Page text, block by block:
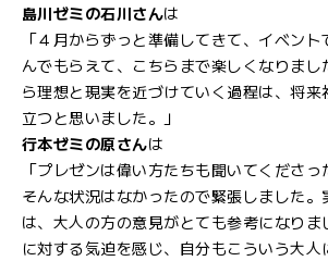
島川ゼミの石川さんは
「４月からずっと準備してきて、イベン
んでもらえて、こちらまで楽しくなりま
ら理想と現実を近づけていく過程は、将来
立つと思いました。」
行本ゼミの原さんは
「プレゼンは偉い方たちも聞いてくださ
そんな状況はなかったので緊張しました。
は、大人の方の意見がとても参考になり
に対する気迫を感じ、自分もこういう大